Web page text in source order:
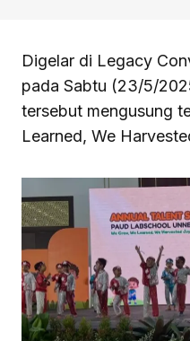
Digelar di Legacy
pada Sabtu (23/5/
tersebut mengusung
Learned, We